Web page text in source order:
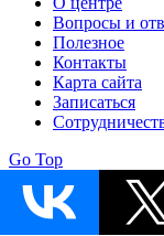
Вопросы и
Полезное
Контакты
Карта сайта
Записаться
Go Top